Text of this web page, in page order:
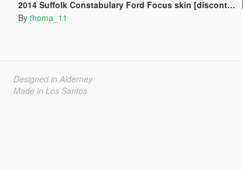
2014 Suffolk Constabulary Ford Focus skin [discontinued]
By thoma_11
Designed in Alderney
Made in Los Santos